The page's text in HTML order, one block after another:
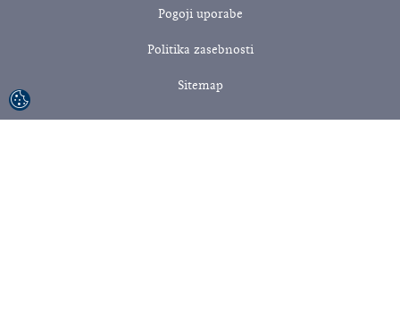
Pogoji uporabe
Politika zasebnosti
Sitemap